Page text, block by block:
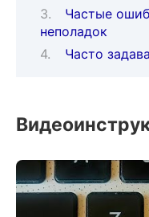
Частые
неполадок
Часто